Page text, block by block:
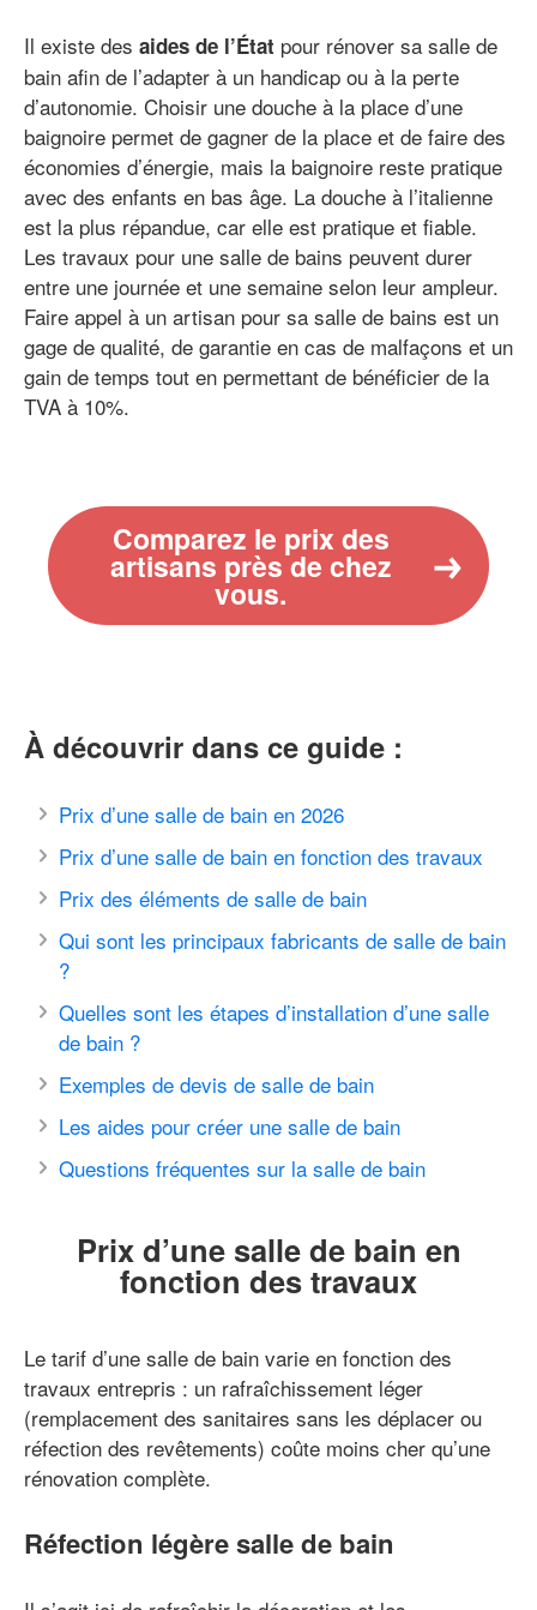
Il existe des aides de l’État pour rénover sa salle de
bain afin de l’adapter à un handicap ou à la perte
d’autonomie. Choisir une douche à la place d’une
baignoire permet de gagner de la place et de faire des
économies d’énergie, mais la baignoire reste pratique
avec des enfants en bas âge. La douche à l’italienne
est la plus répandue, car elle est pratique et fiable.
Les travaux pour une salle de bains peuvent durer
entre une journée et une semaine selon leur ampleur.
Faire appel à un artisan pour sa salle de bains est un
gage de qualité, de garantie en cas de malfaçons et un
gain de temps tout en permettant de bénéficier de la
TVA à 10%.
Comparez le prix des
artisans près de chez
vous.
À découvrir dans ce guide :
Prix d’une salle de bain en 2026
Prix d’une salle de bain en fonction des travaux
Prix des éléments de salle de bain
Qui sont les principaux fabricants de salle de bain
?
Quelles sont les étapes d’installation d’une salle
de bain ?
Exemples de devis de salle de bain
Les aides pour créer une salle de bain
Questions fréquentes sur la salle de bain
Prix d’une salle de bain en
fonction des travaux
Le tarif d’une salle de bain varie en fonction des
travaux entrepris : un rafraîchissement léger
(remplacement des sanitaires sans les déplacer ou
réfection des revêtements) coûte moins cher qu’une
rénovation complète.
Réfection légère salle de bain